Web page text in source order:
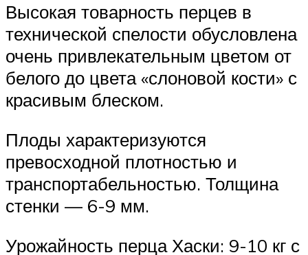
Высокая товарность перцев в
технической спелости обусловлена
очень привлекательным цветом от
белого до цвета «слоновой кости» с
красивым блеском.
Плоды характеризуются
превосходной плотностью и
транспортабельностью. Толщина
стенки — 6-9 мм.
Урожайность перца Хаски: 9-10 кг с